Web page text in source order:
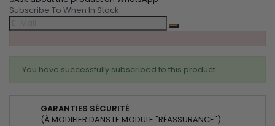
Subscribe To When In Stock
You have successfully subscribed to this product
GARANTIES SÉCURITÉ
(À MODIFIER DANS LE MODULE "RÉASSURANCE")